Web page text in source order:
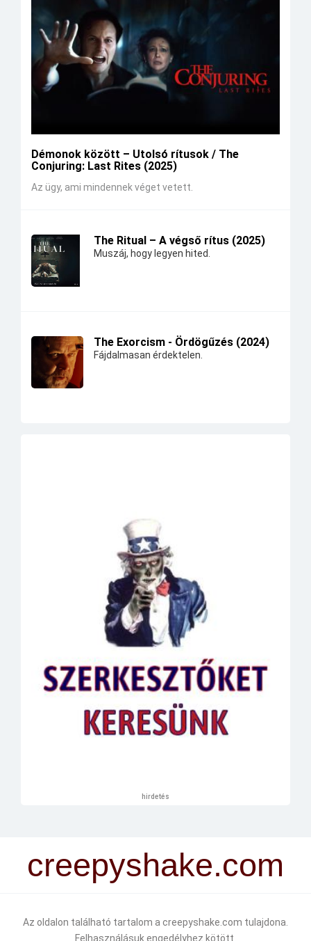
Démonok között – Utolsó rítusok / The
Conjuring: Last Rites (2025)
Az ügy, ami mindennek véget vetett.
The Ritual – A végső rítus (2025)
Muszáj, hogy legyen hited.
The Exorcism - Ördögűzés (2024)
Fájdalmasan érdektelen.
hirdetés
creepyshake.com
Az oldalon található tartalom a creepyshake.com tulajdona.
Felhasználásuk engedélyhez kötött.